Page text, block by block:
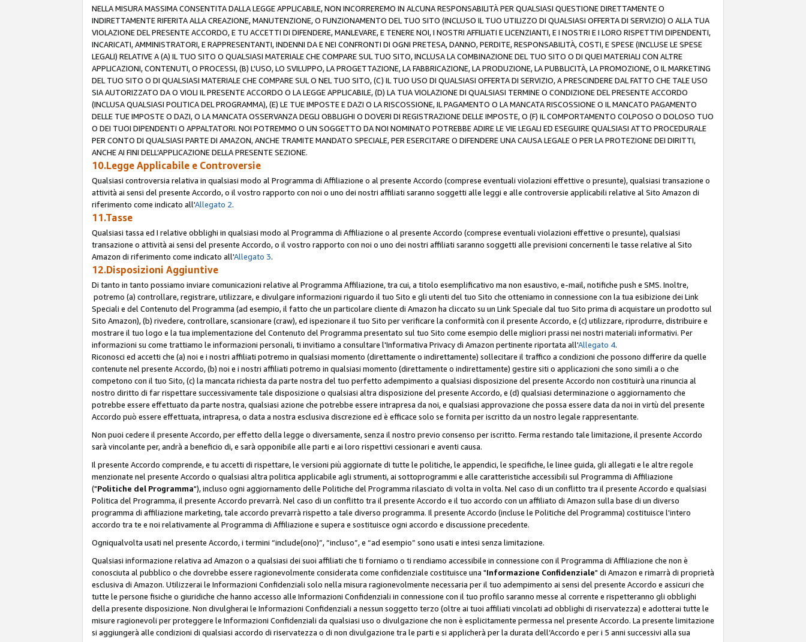
NELLA MISURA MASSIMA CONSENTITA DALLA LEGGE APPLICABILE, NON INCORREREMO IN ALCUNA RESPONSABILITÀ PER QUALSIASI QUESTIONE DIRETTAMENTE O
INDIRETTAMENTE RIFERITA ALLA CREAZIONE, MANUTENZIONE, O FUNZIONAMENTO DEL TUO SITO (INCLUSO IL TUO UTILIZZO DI QUALSIASI OFFERTA DI SERVIZIO) O ALLA TUA
VIOLAZIONE DEL PRESENTE ACCORDO, E TU ACCETTI DI DIFENDERE, MANLEVARE, E TENERE NOI, I NOSTRI AFFILIATI E LICENZIANTI, E I NOSTRI E I LORO RISPETTIVI DIPENDENTI,
INCARICATI, AMMINISTRATORI, E RAPPRESENTANTI, INDENNI DA E NEI CONFRONTI DI OGNI PRETESA, DANNO, PERDITE, RESPONSABILITÀ, COSTI, E SPESE (INCLUSE LE SPESE
LEGALI) RELATIVE A (A) IL TUO SITO O QUALSIASI MATERIALE CHE COMPARE SUL TUO SITO, INCLUSA LA COMBINAZIONE DEL TUO SITO O DI QUEI MATERIALI CON ALTRE
APPLICAZIONI, CONTENUTI, O PROCESSI, (B) L'USO, LO SVILUPPO, LA PROGETTAZIONE, LA FABBRICAZIONE, LA PRODUZIONE, LA PUBBLICITÀ, LA PROMOZIONE, O IL MARKETING
DEL TUO SITO O DI QUALSIASI MATERIALE CHE COMPARE SUL O NEL TUO SITO, (C) IL TUO USO DI QUALSIASI OFFERTA DI SERVIZIO, A PRESCINDERE DAL FATTO CHE TALE USO
SIA AUTORIZZATO DA O VIOLI IL PRESENTE ACCORDO O LA LEGGE APPLICABILE, (D) LA TUA VIOLAZIONE DI QUALSIASI TERMINE O CONDIZIONE DEL PRESENTE ACCORDO
(INCLUSA QUALSIASI POLITICA DEL PROGRAMMA), (E) LE TUE IMPOSTE E DAZI O LA RISCOSSIONE, IL PAGAMENTO O LA MANCATA RISCOSSIONE O IL MANCATO PAGAMENTO
DELLE TUE IMPOSTE O DAZI, O LA MANCATA OSSERVANZA DEGLI OBBLIGHI O DOVERI DI REGISTRAZIONE DELLE IMPOSTE, O (F) IL COMPORTAMENTO COLPOSO O DOLOSO TUO
O DEI TUOI DIPENDENTI O APPALTATORI. NOI POTREMMO O UN SOGGETTO DA NOI NOMINATO POTREBBE ADIRE LE VIE LEGALI ED ESEGUIRE QUALSIASI ATTO PROCEDURALE
PER CONTO DI QUALSIASI PARTE DI AMAZON, ANCHE TRAMITE MANDATO SPECIALE, PER ESERCITARE O DIFENDERE UNA CAUSA LEGALE O PER LA PROTEZIONE DEI DIRITTI,
ANCHE AI FINI DELL’APPLICAZIONE DELLA PRESENTE SEZIONE.
10.Legge Applicabile e Controversie
Qualsiasi controversia relativa in qualsiasi modo al Programma di Affiliazione o al presente Accordo (comprese eventuali violazioni effettive o presunte), qualsiasi transazione o
attività ai sensi del presente Accordo, o il vostro rapporto con noi o uno dei nostri affiliati saranno soggetti alle leggi e alle controversie applicabili relative al Sito Amazon di
riferimento come indicato all'Allegato 2.
11.Tasse
Qualsiasi tassa ed I relative obblighi in qualsiasi modo al Programma di Affiliazione o al presente Accordo (comprese eventuali violazioni effettive o presunte), qualsiasi
transazione o attività ai sensi del presente Accordo, o il vostro rapporto con noi o uno dei nostri affiliati saranno soggetti alle previsioni concernenti le tasse relative al Sito
Amazon di riferimento come indicato all'Allegato 3.
12.Disposizioni Aggiuntive
Di tanto in tanto possiamo inviare comunicazioni relative al Programma Affiliazione, tra cui, a titolo esemplificativo ma non esaustivo, e-mail, notifiche push e SMS. Inoltre,
potremo (a) controllare, registrare, utilizzare, e divulgare informazioni riguardo il tuo Sito e gli utenti del tuo Sito che otteniamo in connessione con la tua esibizione dei Link
Speciali e del Contenuto del Programma (ad esempio, il fatto che un particolare cliente di Amazon ha cliccato su un Link Speciale dal tuo Sito prima di acquistare un prodotto sul
Sito Amazon), (b) rivedere, controllare, scansionare (craw), ed ispezionare il tuo Sito per verificare la conformità con il presente Accordo, e (c) utilizzare, riprodurre, distribuire e
mostrare il tuo logo e la tua implementazione del Contenuto del Programma presentato sul tuo Sito come esempio delle migliori prassi nei nostri materiali informativi. Per
informazioni su come trattiamo le informazioni personali, ti invitiamo a consultare l'Informativa Privacy di Amazon pertinente riportata all'Allegato 4.
Riconosci ed accetti che (a) noi e i nostri affiliati potremo in qualsiasi momento (direttamente o indirettamente) sollecitare il traffico a condizioni che possono differire da quelle
contenute nel presente Accordo, (b) noi e i nostri affiliati potremo in qualsiasi momento (direttamente o indirettamente) gestire siti o applicazioni che sono simili a o che
competono con il tuo Sito, (c) la mancata richiesta da parte nostra del tuo perfetto adempimento a qualsiasi disposizione del presente Accordo non costituirà una rinuncia al
nostro diritto di far rispettare successivamente tale disposizione o qualsiasi altra disposizione del presente Accordo, e (d) qualsiasi determinazione o aggiornamento che
potrebbe essere effettuato da parte nostra, qualsiasi azione che potrebbe essere intrapresa da noi, e qualsiasi approvazione che possa essere data da noi in virtù del presente
Accordo può essere effettuata, intrapresa, o data a nostra esclusiva discrezione ed è efficace solo se fornita per iscritto da un nostro legale rappresentante.
Non puoi cedere il presente Accordo, per effetto della legge o diversamente, senza il nostro previo consenso per iscritto. Ferma restando tale limitazione, il presente Accordo
sarà vincolante per, andrà a beneficio di, e sarà opponibile alle parti e ai loro rispettivi cessionari e aventi causa.
Il presente Accordo comprende, e tu accetti di rispettare, le versioni più aggiornate di tutte le politiche, le appendici, le specifiche, le linee guida, gli allegati e le altre regole
menzionate nel presente Accordo o qualsiasi altra politica applicabile agli strumenti, ai sottoprogrammi e alle caratteristiche accessibili sul Programma di Affiliazione
("Politiche del Programma"), incluso ogni aggiornamento delle Politiche del Programma rilasciato di volta in volta. Nel caso di un conflitto tra il presente Accordo e qualsiasi
Politica del Programma, il presente Accordo prevarrà. Nel caso di un conflitto tra il presente Accordo e il tuo accordo con un affiliato di Amazon sulla base di un diverso
programma di affiliazione marketing, tale accordo prevarrà rispetto a tale diverso programma. Il presente Accordo (incluse le Politiche del Programma) costituisce l'intero
accordo tra te e noi relativamente al Programma di Affiliazione e supera e sostituisce ogni accordo e discussione precedente.
Ogniqualvolta usati nel presente Accordo, i termini “include(ono)”, “incluso”, e “ad esempio” sono usati e intesi senza limitazione.
Qualsiasi informazione relativa ad Amazon o a qualsiasi dei suoi affiliati che ti forniamo o ti rendiamo accessibile in connessione con il Programma di Affiliazione che non è
conosciuta al pubblico o che dovrebbe essere ragionevolmente considerata come confidenziale costituisce una "Informazione Confidenziale" di Amazon e rimarrà di proprietà
esclusiva di Amazon. Utilizzerai le Informazioni Confidenziali solo nella misura ragionevolmente necessaria per il tuo adempimento ai sensi del presente Accordo e assicuri che
tutte le persone fisiche o giuridiche che hanno accesso alle Informazioni Confidenziali in connessione con il tuo profilo saranno messe al corrente e rispetteranno gli obblighi
della presente disposizione. Non divulgherai le Informazioni Confidenziali a nessun soggetto terzo (oltre ai tuoi affiliati vincolati ad obblighi di riservatezza) e adotterai tutte le
misure ragionevoli per proteggere le Informazioni Confidenziali da qualsiasi uso o divulgazione che non è esplicitamente permessa nel presente Accordo. La presente limitazione
si aggiungerà alle condizioni di qualsiasi accordo di riservatezza o di non divulgazione tra le parti e si applicherà per la durata dell’Accordo e per i 5 anni successivi alla sua